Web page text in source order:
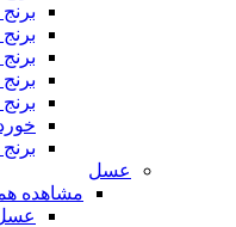
عسل
مشاهده
عسل